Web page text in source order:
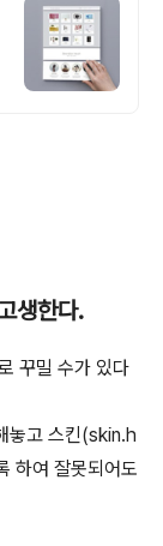
생한다.
꾸밀 수가 있다
놓고 스킨(skin.h
하여 잘못되어도